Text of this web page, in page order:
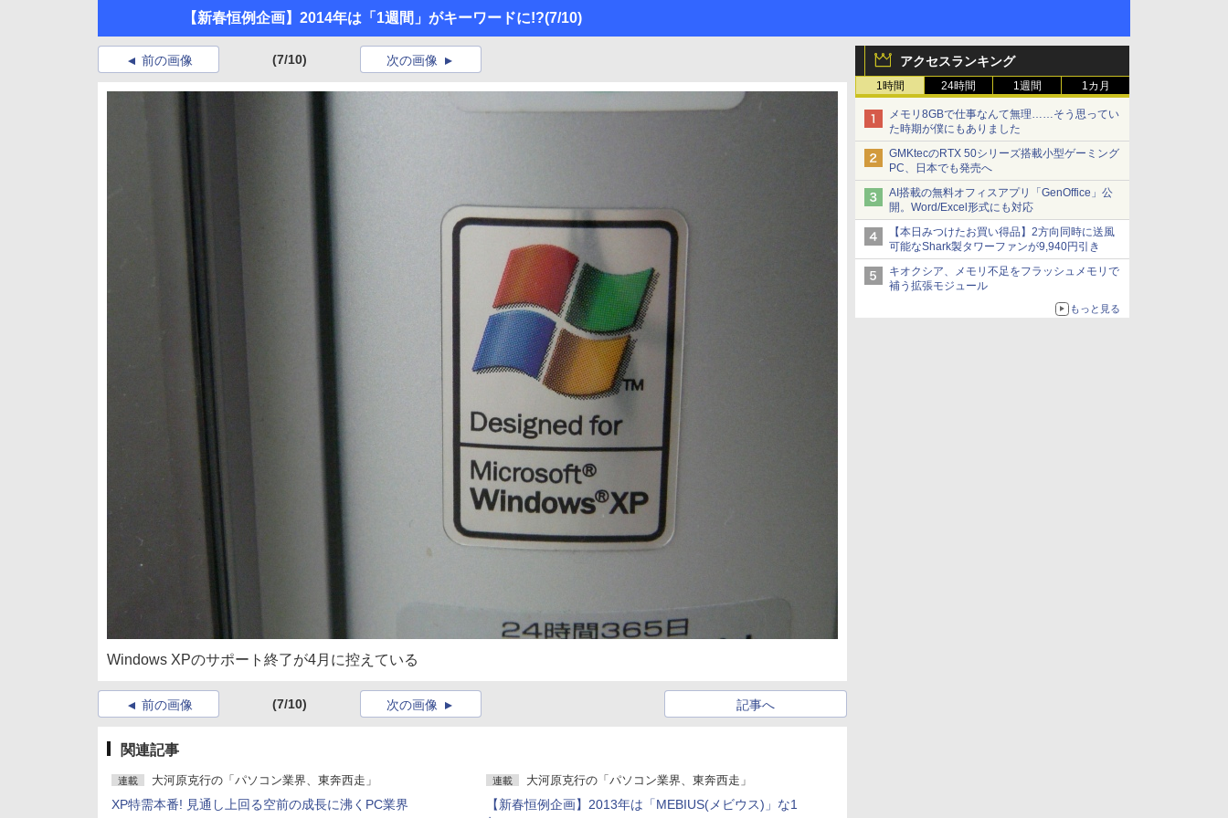
【新春恒例企画】2014年は「1週間」がキーワードに!?(7/10)
アクセスランキング
1時間 24時間 1週間 1カ月
メモリ8GBで仕事なんて無理……そう思ってい
た時期が僕にもありました
GMKtecのRTX 50シリーズ搭載小型ゲーミング
PC、日本でも発売へ
AI搭載の無料オフィスアプリ「GenOffice」公
開。Word/Excel形式にも対応
【本日みつけたお買い得品】2方向同時に送風
可能なShark製タワーファンが9,940円引き
キオクシア、メモリ不足をフラッシュメモリで
補う拡張モジュール
もっと見る
前の画像 (7/10) 次の画像
Windows XPのサポート終了が4月に控えている
前の画像 (7/10) 記事へ
次の画像
関連記事
連載 大河原克行の「パソコン業界、東奔西走」
XP特需本番! 見通し上回る空前の成長に沸くPC業界
連載 大河原克行の「パソコン業界、東奔西走」
【新春恒例企画】2013年は「MEBIUS(メビウス)」な1